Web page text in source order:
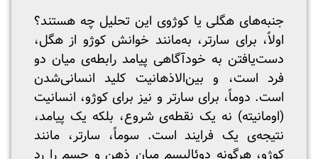
جنبه‌های هگلی یا کوژوی این تحلیل چه هستند؟
اولاً، برای سارتر، به‌مانند خوانش کوژو از هگل،
دست‌یافتن به خودآگاهی پیامد رابطه‌ی میان دو
فرد است، و بین‌الاذهانیت کلید انسانی‌شدن
است. دوماً، برای سارتر و نیز برای کوژو، انسانیت
(اومانیته) نه یک نقطه‌ی شروع، بلکه یک پیامد،
نتیجه‌ی یک فرایند است. سوماً، سارتر، مانند
کوژو، هرگونه دوئالیسم میان ذهن و جسم را رد